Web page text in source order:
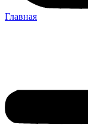
Главная